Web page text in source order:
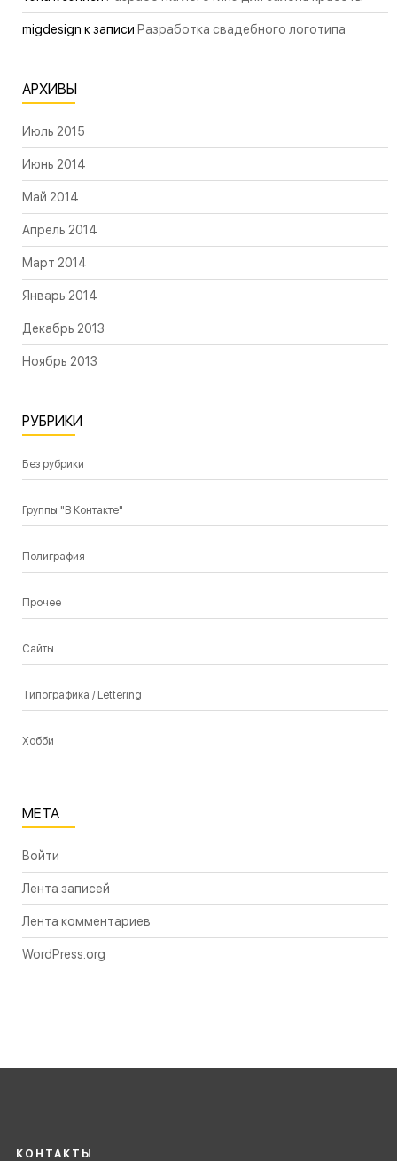
migdesign к записи Разработка свадебного логотипа
АРХИВЫ
Июль 2015
Июнь 2014
Май 2014
Апрель 2014
Март 2014
Январь 2014
Декабрь 2013
Ноябрь 2013
РУБРИКИ
Без рубрики
Группы "В Контакте"
Полиграфия
Прочее
Сайты
Типографика / Lettering
Хобби
МЕТА
Войти
Лента записей
Лента комментариев
WordPress.org
КОНТАКТЫ